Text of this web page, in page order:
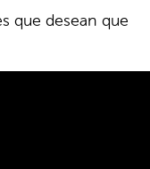
que desean que